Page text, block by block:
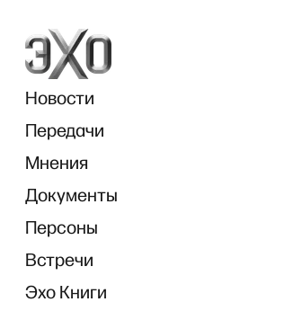
Новости
Передачи
Мнения
Документы
Персоны
Встречи
Эхо Книги